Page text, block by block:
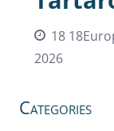
18
2026
Categories